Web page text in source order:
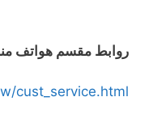
روابط مقسم هواتف
cust_service.html